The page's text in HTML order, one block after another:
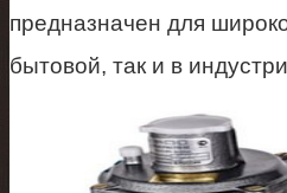
предназначен для
бытовой, так и в